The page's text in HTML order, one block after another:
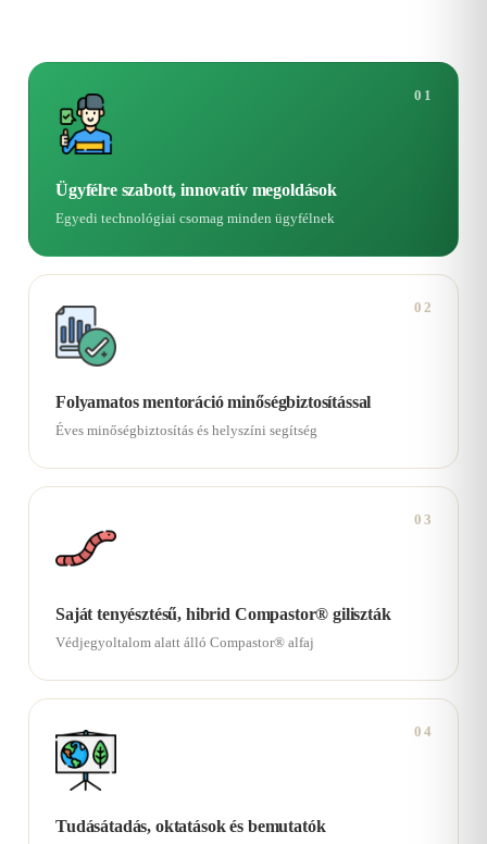
01
Ügyfélre szabott, innovatív megoldások
Egyedi technológiai csomag minden ügyfélnek
02
Folyamatos mentoráció minőségbiztosítással
Éves minőségbiztosítás és helyszíni segítség
03
Saját tenyésztésű, hibrid Compastor® giliszták
Védjegyoltalom alatt álló Compastor® alfaj
04
Tudásátadás, oktatások és bemutatók